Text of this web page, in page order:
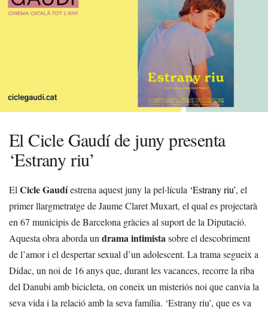
El Cicle Gaudí de juny presenta
‘Estrany riu’
El Cicle Gaudíestrena aquest juny la pel·lícula ‘Estrany riu’, el
primer llargmetratge de Jaume Claret Muxart, el qual es projectarà
en 67 municipis de Barcelona gràcies al suport de la Diputació.
Aquesta obra aborda un drama intimistasobre el descobriment
de l’amor i el despertar sexual d’un adolescent. La trama segueix a
Dídac, un noi de 16 anys que, durant les vacances, recorre la riba
del Danubi amb bicicleta, on coneix un misteriós noi que canvia la
seva vida i la relació amb la seva família. ‘Estrany riu’, que es va